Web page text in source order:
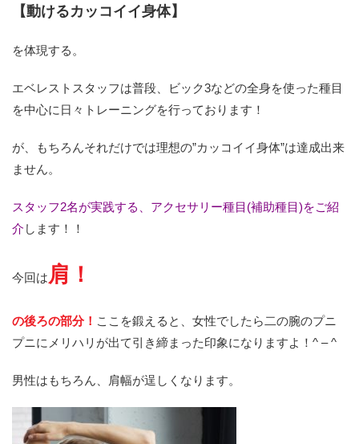
【動けるカッコイイ身体】
を体現する。
エベレストスタッフは普段、ビック3などの全身を使った種目
を中心に日々トレーニングを行っております！
が、もちろんそれだけでは理想の”カッコイイ身体”は達成出来
ません。
スタッフ2名が実践する、アクセサリー種目(補助種目)をご紹
介 します！！
今回は肩！
の後ろの部分！ ここを鍛えると、女性でしたら二の腕のプニ
プニにメリハリが出て引き締まった印象になりますよ！^ – ^
男性はもちろん、肩幅が逞しくなります。